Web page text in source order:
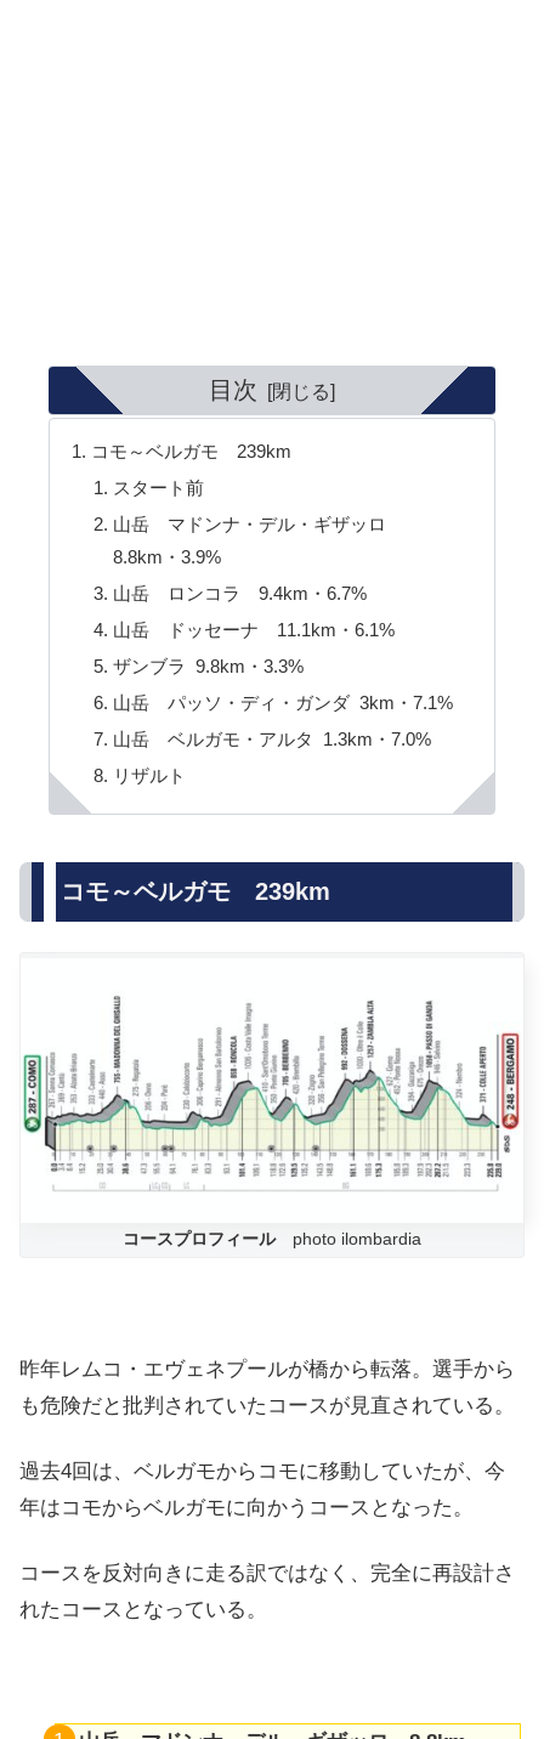
目次
コモ～ベルガモ 239km
スタート前
山岳 マドンナ・デル・ギザッロ
8.8km・3.9%
山岳 ロンコラ 9.4km・6.7%
山岳 ドッセーナ 11.1km・6.1%
ザンブラ 9.8km・3.3%
山岳 パッソ・ディ・ガンダ 3km・7.1%
山岳 ベルガモ・アルタ 1.3km・7.0%
リザルト
コモ～ベルガモ 239km
コースプロフィールphoto ilombardia
昨年レムコ・エヴェネプールが橋から転落。選手から
も危険だと批判されていたコースが見直されている。
過去4回は、ベルガモからコモに移動していたが、今
年はコモからベルガモに向かうコースとなった。
コースを反対向きに走る訳ではなく、完全に再設計さ
れたコースとなっている。